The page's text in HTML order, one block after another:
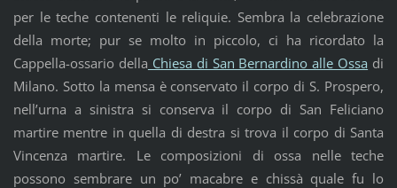
per le teche contenenti le reliquie. Sembra la celebrazione
della morte; pur se molto in piccolo, ci ha ricordato la
Cappella-ossario della Chiesa di San Bernardino alle Ossa di
Milano. Sotto la mensa è conservato il corpo di S. Prospero,
nell’urna a sinistra si conserva il corpo di San Feliciano
martire mentre in quella di destra si trova il corpo di Santa
Vincenza martire. Le composizioni di ossa nelle teche
possono sembrare un po’ macabre e chissà quale fu lo